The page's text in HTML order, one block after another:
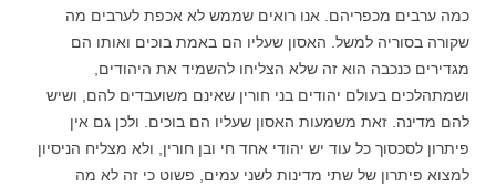
כמה ערבים מכפריהם. אנו רואים שממש לא אכפת לערבים מה
שקורה בסוריה למשל. האסון שעליו הם באמת בוכים ואותו הם
מגדירים כנכבה הוא זה שלא הצליחו להשמיד את היהודים,
ושמתהלכים בעולם יהודים בני חורין שאינם משועבדים להם, ושיש
להם מדינה. זאת משמעות האסון שעליו הם בוכים. ולכן גם אין
פיתרון לסכסוך כל עוד יש יהודי אחד חי ובן חורין, ולא מצליח הניסיון
למצוא פיתרון של שתי מדינות לשני עמים, פשוט כי זה לא מה